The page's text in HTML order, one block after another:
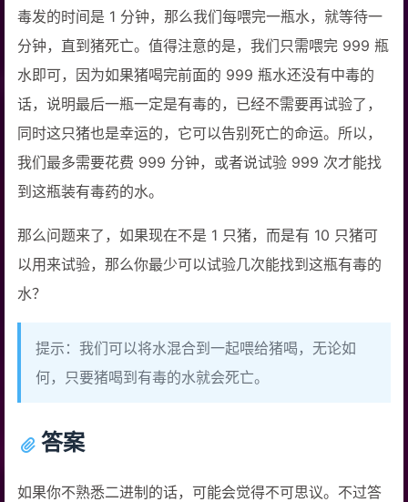
毒发的时间是 1 分钟，那么我们每喂完一瓶水，就等待一
分钟，直到猪死亡。值得注意的是，我们只需喂完 999 瓶
水即可，因为如果猪喝完前面的 999 瓶水还没有中毒的
话，说明最后一瓶一定是有毒的，已经不需要再试验了，
同时这只猪也是幸运的，它可以告别死亡的命运。所以，
我们最多需要花费 999 分钟，或者说试验 999 次才能找
到这瓶装有毒药的水。
那么问题来了，如果现在不是 1 只猪，而是有 10 只猪可
以用来试验，那么你最少可以试验几次能找到这瓶有毒的
水？
提示：我们可以将水混合到一起喂给猪喝，无论如
何，只要猪喝到有毒的水就会死亡。
答案
如果你不熟悉二进制的话，可能会觉得不可思议。不过答